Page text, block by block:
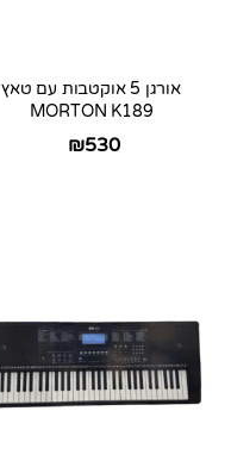
אורגן 5 אוקטבות עם טאץ
MORTON K189
₪530